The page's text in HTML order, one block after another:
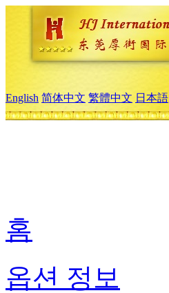
English 简体中文 繁體中文 日本語
홈
옵션 정보